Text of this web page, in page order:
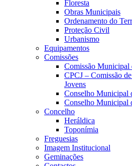
Floresta
Obras Municipais
Ordenamento do
Proteção Civil
Urbanismo
Equipamentos
Comissões
Comissão Municipal
CPCJ – Comissão
Jovens
Conselho Municipal
Conselho Municipal
Concelho
Heráldica
Toponímia
Freguesias
Imagem Institucional
Geminações